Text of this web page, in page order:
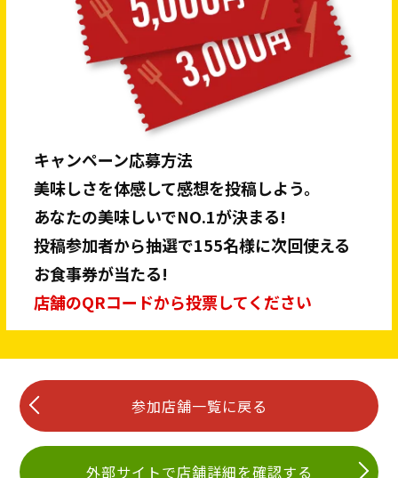
キャンペーン応募方法
美味しさを体感して感想を投稿しよう。
あなたの美味しいでNO.1が決まる!
投稿参加者から抽選で155名様に次回使える
お食事券が当たる!
店舗のQRコードから投票してください
参加店舗一覧に戻る
外部サイトで店舗詳細を確認する